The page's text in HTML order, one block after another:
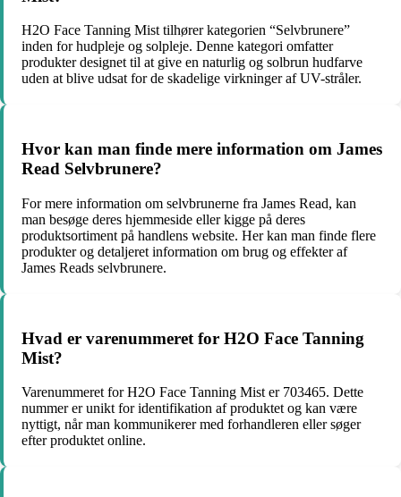
H2O Face Tanning Mist tilhører kategorien “Selvbrunere”
inden for hudpleje og solpleje. Denne kategori omfatter
produkter designet til at give en naturlig og solbrun hudfarve
uden at blive udsat for de skadelige virkninger af UV-stråler.
Hvor kan man finde mere information om James
Read Selvbrunere?
For mere information om selvbrunerne fra James Read, kan
man besøge deres hjemmeside eller kigge på deres
produktsortiment på handlens website. Her kan man finde flere
produkter og detaljeret information om brug og effekter af
James Reads selvbrunere.
Hvad er varenummeret for H2O Face Tanning
Mist?
Varenummeret for H2O Face Tanning Mist er 703465. Dette
nummer er unikt for identifikation af produktet og kan være
nyttigt, når man kommunikerer med forhandleren eller søger
efter produktet online.